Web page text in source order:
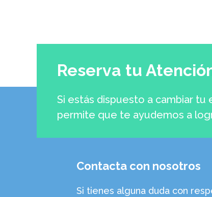
Reserva tu
Si estás dispuesto a cambiar
permite que te ayudemos a
Contacta con nosotros
Si tienes alguna duda con